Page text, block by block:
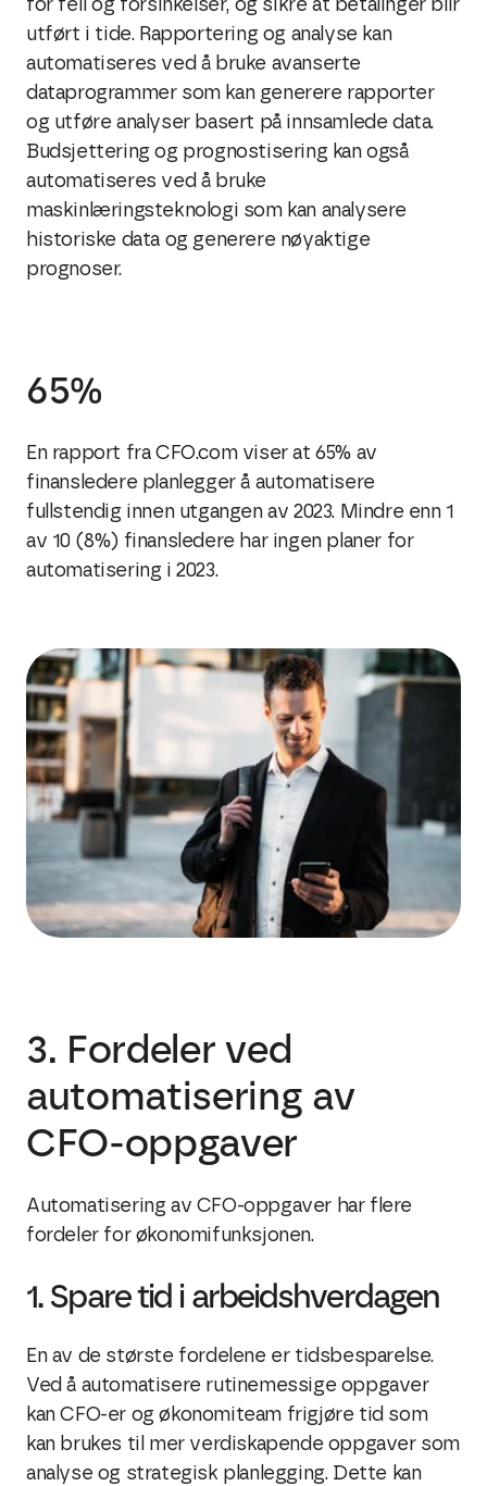
for feil og forsinkelser, og sikre at betalinger blir
utført i tide. Rapportering og analyse kan
automatiseres ved å bruke avanserte
dataprogrammer som kan generere rapporter
og utføre analyser basert på innsamlede data.
Budsjettering og prognostisering kan også
automatiseres ved å bruke
maskinlæringsteknologi som kan analysere
historiske data og generere nøyaktige
prognoser.
65%
En rapport fra CFO.com viser at 65% av
finansledere planlegger å automatisere
fullstendig innen utgangen av 2023. Mindre enn 1
av 10 (8%) finansledere har ingen planer for
automatisering i 2023.
3. Fordeler ved
automatisering av
CFO-oppgaver
Automatisering av CFO-oppgaver har flere
fordeler for økonomifunksjonen.
1. Spare tid i arbeidshverdagen
En av de største fordelene er tidsbesparelse.
Ved å automatisere rutinemessige oppgaver
kan CFO-er og økonomiteam frigjøre tid som
kan brukes til mer verdiskapende oppgaver som
analyse og strategisk planlegging. Dette kan